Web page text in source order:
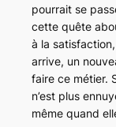
pourrait se
cette quête
à la
arrive, un
faire ce métier.
n’est plus
même quand